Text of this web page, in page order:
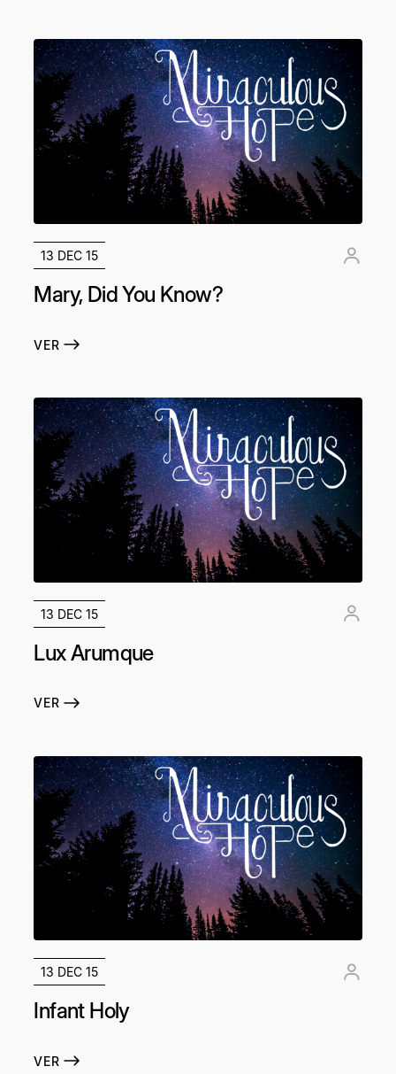
13 DEC 15
Mary, Did You Know?
VER
13 DEC 15
Lux Arumque
VER
13 DEC 15
Infant Holy
VER